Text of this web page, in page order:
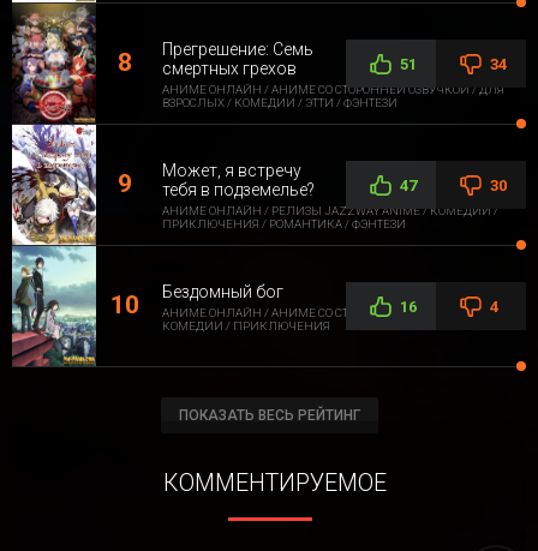
Прегрешение: Семь
смертных грехов
АНИМЕ ОНЛАЙН / АНИМЕ СО СТОРОННЕЙ ОЗВУЧКОЙ / ДЛЯ
ВЗРОСЛЫХ / КОМЕДИИ / ЭТТИ / ФЭНТЕЗИ
51 34
Может, я встречу
тебя в подземелье?
АНИМЕ ОНЛАЙН / РЕЛИЗЫ JAZZWAY ANIME / КОМЕДИИ /
ПРИКЛЮЧЕНИЯ / РОМАНТИКА / ФЭНТЕЗИ
47 30
Бездомный бог
АНИМЕ ОНЛАЙН / АНИМЕ СО СТОРОННЕЙ ОЗВУЧКОЙ /
КОМЕДИИ / ПРИКЛЮЧЕНИЯ
16 4
ПОКАЗАТЬ ВЕСЬ РЕЙТИНГ
КОММЕНТИРУЕМОЕ